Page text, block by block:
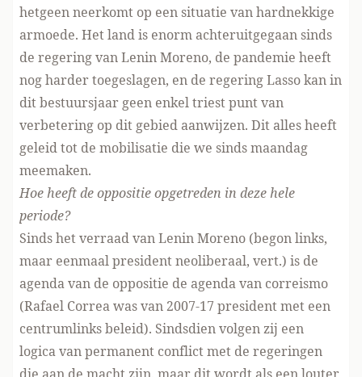
hetgeen neerkomt op een situatie van hardnekkige
armoede. Het land is enorm achteruitgegaan sinds
de regering van Lenin Moreno, de pandemie heeft
nog harder toegeslagen, en de regering Lasso kan in
dit bestuursjaar geen enkel triest punt van
verbetering op dit gebied aanwijzen. Dit alles heeft
geleid tot de mobilisatie die we sinds maandag
meemaken.
Hoe heeft de oppositie opgetreden in deze hele
periode?
Sinds het verraad van Lenin Moreno (begon links,
maar eenmaal president neoliberaal, vert.) is de
agenda van de oppositie de agenda van correismo
(Rafael Correa was van 2007-17 president met een
centrumlinks beleid). Sindsdien volgen zij een
logica van permanent conflict met de regeringen